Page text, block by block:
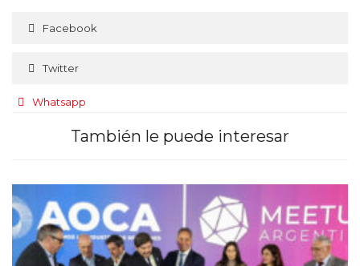
Facebook
Twitter
Whatsapp
También le puede interesar